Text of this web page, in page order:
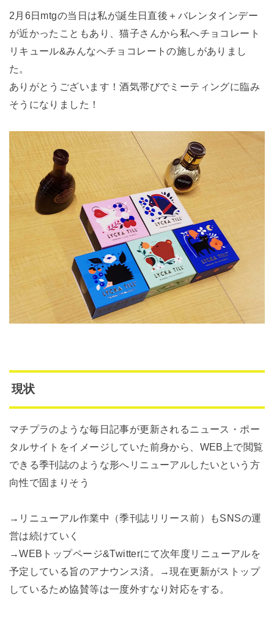
2月6日mtgの当日は私が誕生日直後＋バレンタインデー
が近かったこともあり、猫子さんから私へチョコレート
リキュール&みんなへチョコレートの施しがありまし
た。
ありがとうございます！酒気帯びでミーティングに臨み
そうになりました！
現状
マチプラのような毎日記事が更新されるニュース・ポー
タルサイトをイメージしていた前身から、WEB上で閲覧
できる季刊誌のような形へリニューアルしたいという方
向性で固まりそう
→リニューアル作業中（季刊誌リリース前）もSNSの運
営は続けていく
→WEBトップページ&Twitterにて次年度リニューアルを
予定している旨のアナウンス済。→現在更新がストップ
しているため協賛等は一度外すなり対応をする。